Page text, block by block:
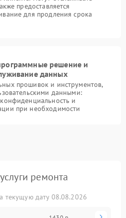
предоставляется
для продления срока
решение и
данных
прошивок и инструментов,
данными:
и
при необходимости
ремонта
текущую дату 08.08.2026